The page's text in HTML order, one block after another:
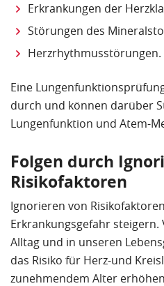
Erkrankungen der
Störungen des
Herzrhythmusstörungen.
Eine
durch und können darüber
Lungenfunktion und Atem-
Folgen durch
Risikofaktoren
Ignorieren von
Erkrankungsgefahr
Alltag und in unseren
das Risiko für Herz-und
zunehmendem Alter